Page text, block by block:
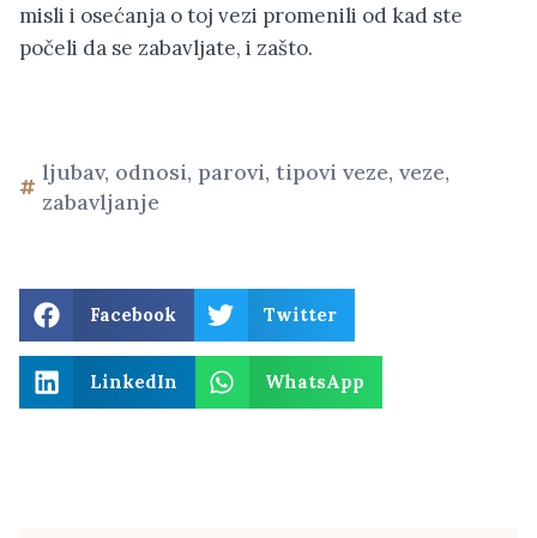
misli i osećanja o toj vezi promenili od kad ste
počeli da se zabavljate, i zašto.
ljubav, odnosi, parovi, tipovi veze, veze,
zabavljanje
Facebook Twitter
LinkedIn WhatsApp